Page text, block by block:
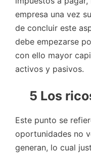
empresa una vez
de concluir este
debe empezarse
con ello mayor
activos y pasivos.
5 Los
Este punto se
oportunidades no
generan, lo cual